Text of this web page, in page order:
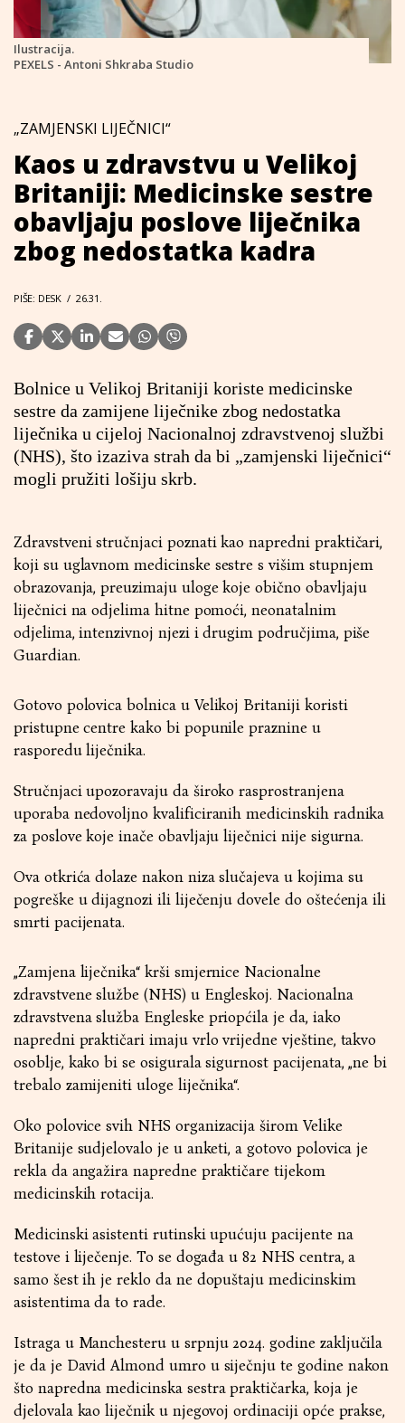
Ilustracija.
PEXELS - Antoni Shkraba Studio
„ZAMJENSKI LIJEČNICI“
Kaos u zdravstvu u Velikoj
Britaniji: Medicinske sestre
obavljaju poslove liječnika
zbog nedostatka kadra
PIŠE: DESK / 26.31.
Bolnice u Velikoj Britaniji koriste medicinske
sestre da zamijene liječnike zbog nedostatka
liječnika u cijeloj Nacionalnoj zdravstvenoj službi
(NHS), što izaziva strah da bi „zamjenski liječnici“
mogli pružiti lošiju skrb.
Zdravstveni stručnjaci poznati kao napredni praktičari,
koji su uglavnom medicinske sestre s višim stupnjem
obrazovanja, preuzimaju uloge koje obično obavljaju
liječnici na odjelima hitne pomoći, neonatalnim
odjelima, intenzivnoj njezi i drugim područjima, piše
Guardian.
Gotovo polovica bolnica u Velikoj Britaniji koristi
pristupne centre kako bi popunile praznine u
rasporedu liječnika.
Stručnjaci upozoravaju da široko rasprostranjena
uporaba nedovoljno kvalificiranih medicinskih radnika
za poslove koje inače obavljaju liječnici nije sigurna.
Ova otkrića dolaze nakon niza slučajeva u kojima su
pogreške u dijagnozi ili liječenju dovele do oštećenja ili
smrti pacijenata.
„Zamjena liječnika“ krši smjernice Nacionalne
zdravstvene službe (NHS) u Engleskoj. Nacionalna
zdravstvena služba Engleske priopćila je da, iako
napredni praktičari imaju vrlo vrijedne vještine, takvo
osoblje, kako bi se osigurala sigurnost pacijenata, „ne bi
trebalo zamijeniti uloge liječnika“.
Oko polovice svih NHS organizacija širom Velike
Britanije sudjelovalo je u anketi, a gotovo polovica je
rekla da angažira napredne praktičare tijekom
medicinskih rotacija.
Medicinski asistenti rutinski upućuju pacijente na
testove i liječenje. To se događa u 82 NHS centra, a
samo šest ih je reklo da ne dopuštaju medicinskim
asistentima da to rade.
Istraga u Manchesteru u srpnju 2024. godine zaključila
je da je David Almond umro u siječnju te godine nakon
što napredna medicinska sestra praktičarka, koja je
djelovala kao liječnik u njegovoj ordinaciji opće prakse,